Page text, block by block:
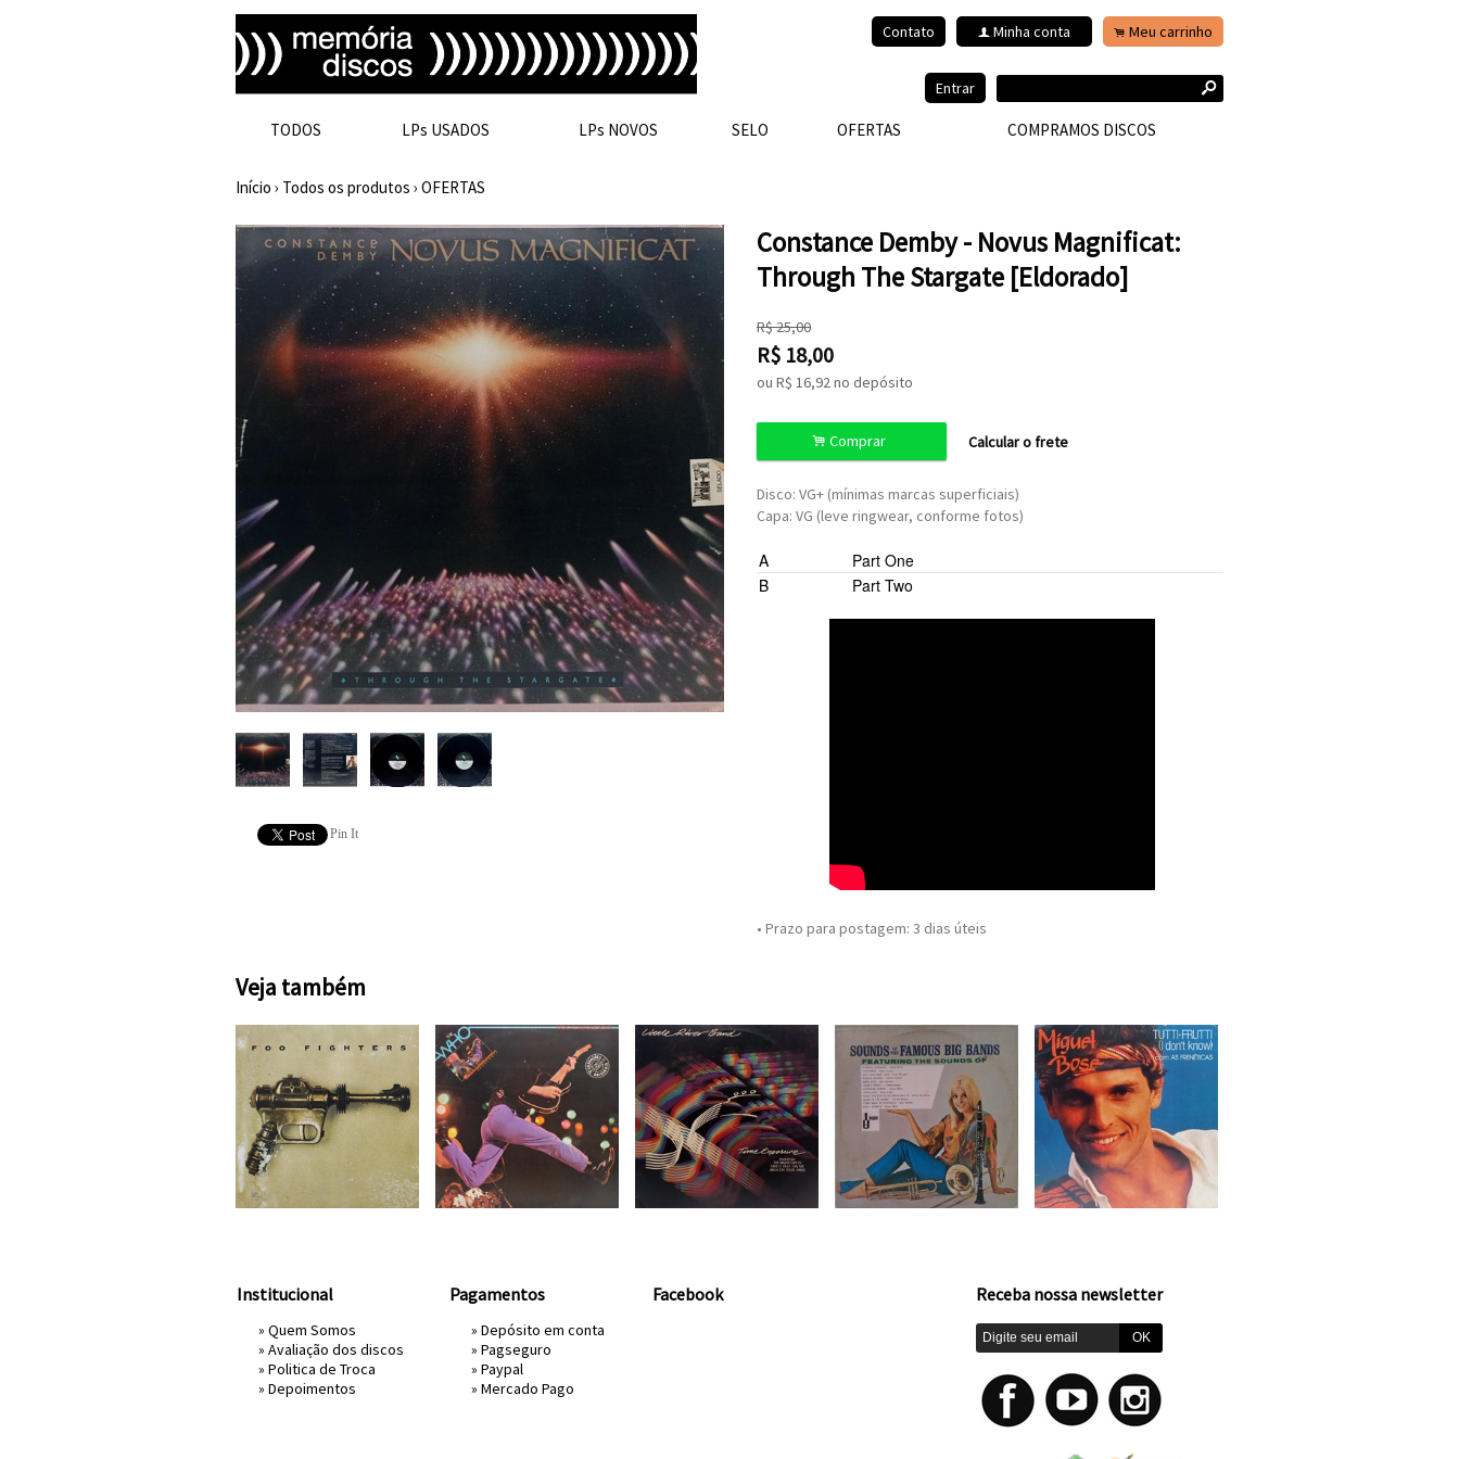
Contato f Minha conta . Meu carrinho
Entrar s
TODOS LPs USADOS LPs NOVOS SELO OFERTAS COMPRAMOS DISCOS
Início › Todos os produtos › OFERTAS
Pin It
Constance Demby - Novus Magnificat:
Through The Stargate [Eldorado]
R$25,00
R$ 18,00
ou R$ 16,92no depósito
. Comprar Calcular o frete
Disco: VG+ (mínimas marcas superficiais)
Capa: VG (leve ringwear, conforme fotos)
A
Part One
B
Part Two
• Prazo para postagem: 3 dias úteis
Veja também
Institucional
» Quem Somos
» Avaliação dos discos
» Politica de Troca
» Depoimentos
Pagamentos
» Depósito em conta
» Pagseguro
» Paypal
» Mercado Pago
Facebook Receba nossa newsletter